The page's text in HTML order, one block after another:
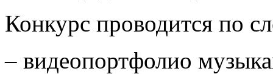
Конкурс проводится по
– видеопортфолио